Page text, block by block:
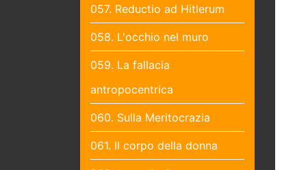
057. Reductio ad Hitlerum
058. L'occhio nel muro
059. La fallacia
antropocentrica
060. Sulla Meritocrazia
061. Il corpo della donna